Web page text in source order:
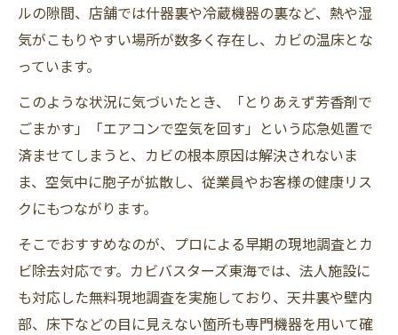
ルの隙間、店舗では什器裏や冷蔵機器の裏など、熱や湿
気がこもりやすい場所が数多く存在し、カビの温床とな
っています。
このような状況に気づいたとき、「とりあえず芳香剤で
ごまかす」「エアコンで空気を回す」という応急処置で
済ませてしまうと、カビの根本原因は解決されないま
ま、空気中に胞子が拡散し、従業員やお客様の健康リス
クにもつながります。
そこでおすすめなのが、プロによる早期の現地調査とカ
ビ除去対応です。カビバスターズ東海では、法人施設に
も対応した無料現地調査を実施しており、天井裏や壁内
部、床下などの目に見えない箇所も専門機器を用いて確